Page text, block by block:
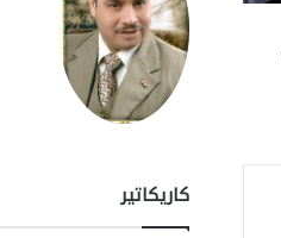
كاريكاتير